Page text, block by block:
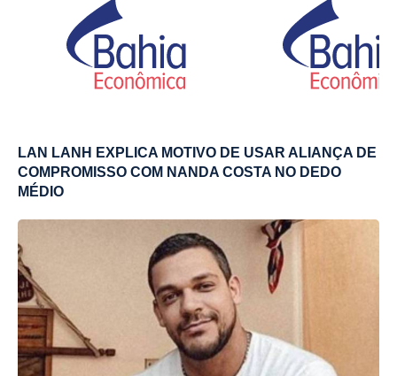
LAN LANH EXPLICA MOTIVO DE USAR ALIANÇA DE
COMPROMISSO COM NANDA COSTA NO DEDO
MÉDIO